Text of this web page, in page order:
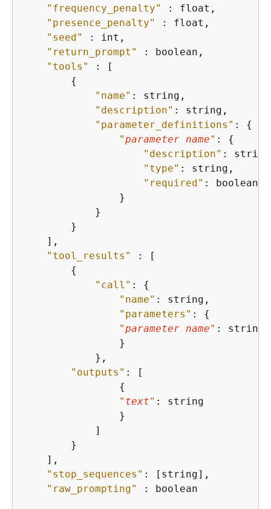
"frequency_penalty"
: float,
"presence_penalty"
: float,
"seed"
: int,
"return_prompt"
: boolean,
"tools"
: [
{
"name" : string,
"description" : string,
"parameter_definitions" : {
"parameter name" : {
"description" :
"type" : string,
"required" : boolean
                }
            }
        }
    ],
"tool_results"
: [
{
"call" : {
"name" : string,
"parameters" : {
"parameter name" : string
                }
            },
"outputs" : [
{
" text" : string
                }
            ]
        }
    ],
"stop_sequences" : [string],
"raw_prompting"
: boolean